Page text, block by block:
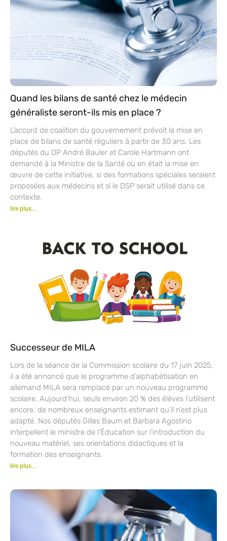
Quand les bilans de santé chez le médecin
généraliste seront-ils mis en place ?
L’accord de coalition du gouvernement prévoit la mise en
place de bilans de santé réguliers à partir de 30 ans. Les
députés du DP André Bauler et Carole Hartmann ont
demandé à la Ministre de la Santé où en était la mise en
œuvre de cette initiative, si des formations spéciales seraient
proposées aux médecins et si le DSP serait utilisé dans ce
contexte.
lire plus...
Successeur de MILA
Lors de la séance de la Commission scolaire du 17 juin 2025,
il a été annoncé que le programme d’alphabétisation en
allemand MILA sera remplacé par un nouveau programme
scolaire. Aujourd’hui, seuls environ 20 % des élèves l’utilisent
encore, de nombreux enseignants estimant qu’il n’est plus
adapté. Nos députés Gilles Baum et Barbara Agostino
interpellent le ministre de l’Éducation sur l’introduction du
nouveau matériel, ses orientations didactiques et la
formation des enseignants.
lire plus...